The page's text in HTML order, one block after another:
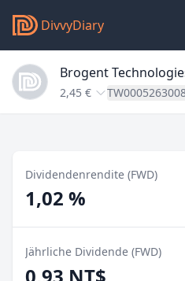
DivvyDiary
Brogent
2,45 €
Dividendenrendite (FWD)
1,02 %
Jährliche Dividende (FWD)